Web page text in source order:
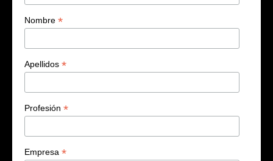
Nombre *
Apellidos *
Profesión *
Empresa *